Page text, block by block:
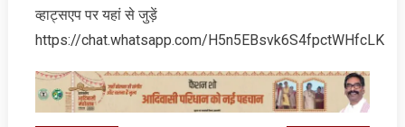
व्‍हाट्सएप पर यहां से जुड़ें
https://chat.whatsapp.com/H5n5EBsvk6S4fpctWHfcLK